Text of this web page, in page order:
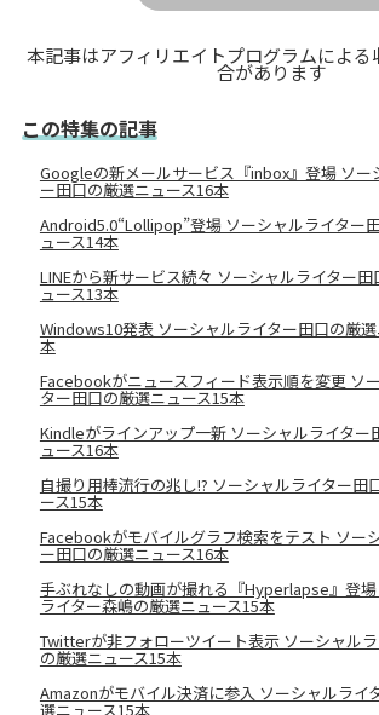
本記事はアフィリエイトプログラムによる
合があります
この特集の記事
Googleの新メールサービス『inbox』登場 ソー
ー田口の厳選ニュース16本
Android5.0“Lollipop”登場 ソーシャルライター
ュース14本
LINEから新サービス続々 ソーシャルライター田
ュース13本
Windows10発表 ソーシャルライター田口の厳
本
Facebookがニュースフィード表示順を変更 ソ
ター田口の厳選ニュース15本
Kindleがラインアップ一新 ソーシャルライター
ュース16本
自撮り用棒流行の兆し!? ソーシャルライター田
ース15本
Facebookがモバイルグラフ検索をテスト ソー
ー田口の厳選ニュース16本
手ぶれなしの動画が撮れる『Hyperlapse』登
ライター森嶋の厳選ニュース15本
Twitterが非フォローツイート表示 ソーシャル
の厳選ニュース15本
Amazonがモバイル決済に参入 ソーシャルライ
選ニュース15本